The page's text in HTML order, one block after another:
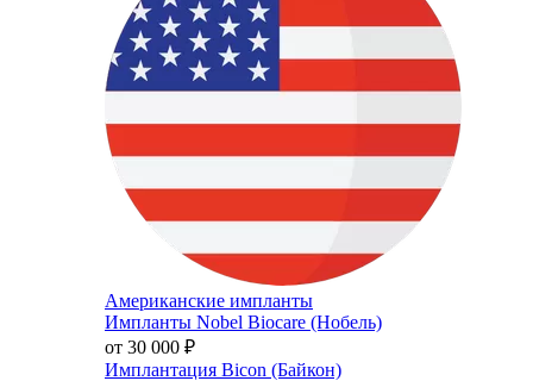
Американские импланты
Импланты Nobel Biocare (Нобель)
от 30 000 ₽
Имплантация Bicon (Байкон)